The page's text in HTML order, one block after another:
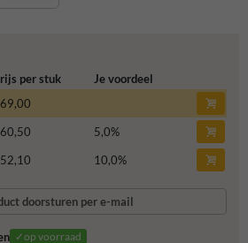
per stuk
Je voordeel
5,0%
10,0%
doorsturen per e-mail
✓op voorraad